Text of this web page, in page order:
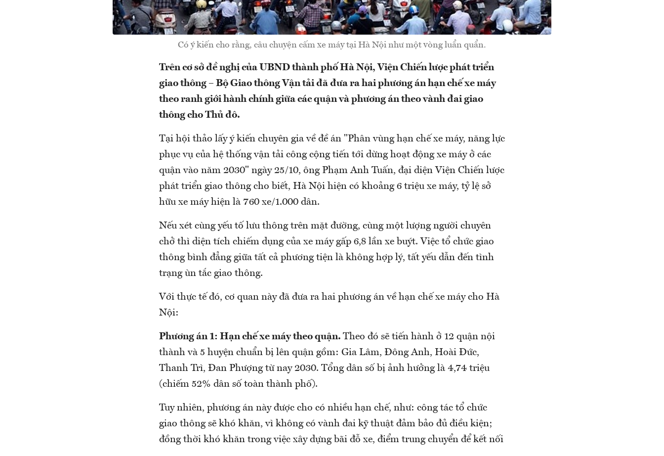
Có ý kiến cho rằng, câu chuyện cấm xe máy tại Hà Nội như một vòng luẩn quẩn.
Trên cơ sở đề nghị của UBND thành phố Hà Nội, Viện Chiến lược phát triển
giao thông – Bộ Giao thông Vận tải đã đưa ra hai phương án hạn chế xe máy
theo ranh giới hành chính giữa các quận và phương án theo vành đai giao
thông cho Thủ đô.
Tại hội thảo lấy ý kiến chuyên gia về đề án "Phân vùng hạn chế xe máy, năng lực
phục vụ của hệ thống vận tải công cộng tiến tới dừng hoạt động xe máy ở các
quận vào năm 2030" ngày 25/10, ông Phạm Anh Tuấn, đại diện Viện Chiến lược
phát triển giao thông cho biết, Hà Nội hiện có khoảng 6 triệu xe máy, tỷ lệ sở
hữu xe máy hiện là 760 xe/1.000 dân.
Nếu xét cùng yếu tố lưu thông trên mặt đường, cùng một lượng người chuyên
chở thì diện tích chiếm dụng của xe máy gấp 6,8 lần xe buýt. Việc tổ chức giao
thông bình đẳng giữa tất cả phương tiện là không hợp lý, tất yếu dẫn đến tình
trạng ùn tắc giao thông.
Với thực tế đó, cơ quan này đã đưa ra hai phương án về hạn chế xe máy cho Hà
Nội:
Phương án 1: Hạn chế xe máy theo quận. Theo đó sẽ tiến hành ở 12 quận nội
thành và 5 huyện chuẩn bị lên quận gồm: Gia Lâm, Đông Anh, Hoài Đức,
Thanh Trì, Đan Phượng từ nay 2030. Tổng dân số bị ảnh hưởng là 4,74 triệu
(chiếm 52% dân số toàn thành phố).
Tuy nhiên, phương án này được cho có nhiều hạn chế, như: công tác tổ chức
giao thông sẽ khó khăn, vì không có vành đai kỹ thuật đảm bảo đủ điều kiện;
đồng thời khó khăn trong việc xây dựng bãi đỗ xe, điểm trung chuyển để kết nối